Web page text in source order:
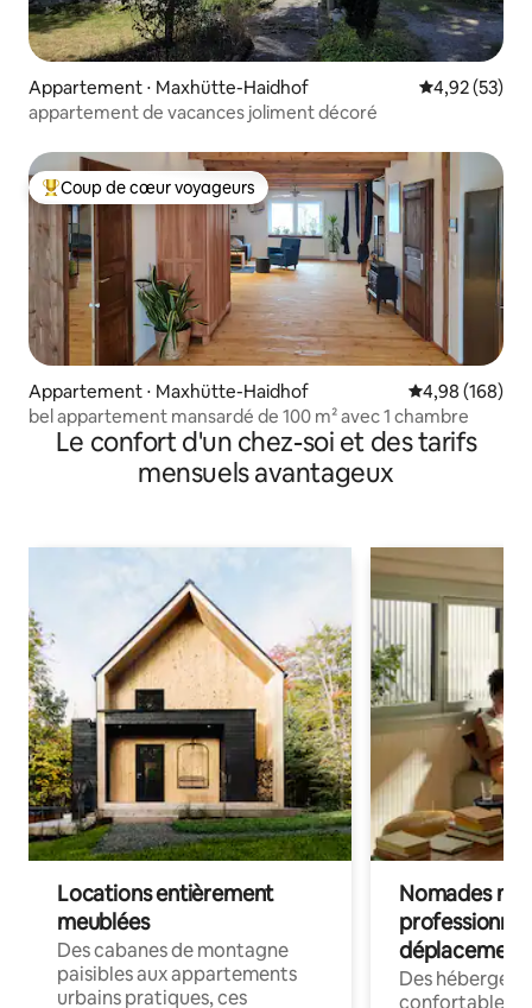
Appartement ⋅ Maxhütte-Haidhof Évaluation
4,92 (53)
appartement de vacances joliment décoré
Coups de cœur voyageurs les plus appréciés
Coup de cœur voyageurs
Appartement ⋅ Maxhütte-Haidhof Évaluation
4,98 (168)
bel appartement mansardé de 100 m² avec 1 chambre
Le confort d'un chez-soi et des tarifs
mensuels avantageux
Locations entièrement
meublées
Des cabanes de montagne
paisibles aux appartements
urbains pratiques, ces
Nomades
déplacement
Des
confortables